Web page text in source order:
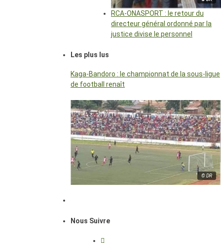
RCA-ONASPORT : le retour du
directeur général ordonné par la
justice divise le personnel
Les plus lus
Kaga-Bandoro : le championnat de la sous-ligue
de football renaît
© DR
Nous Suivre